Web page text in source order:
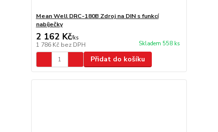
Mean Well DRC-180B Zdroj na DIN s funkcí
nabíječky
2 162 Kč/ks
1 786 Kč bez DPH Skladem 558 ks
Přidat do košíku